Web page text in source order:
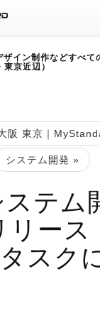
イン制作などすべて
京近辺）
阪 東京｜
システム開発 »
テム
リース
スク